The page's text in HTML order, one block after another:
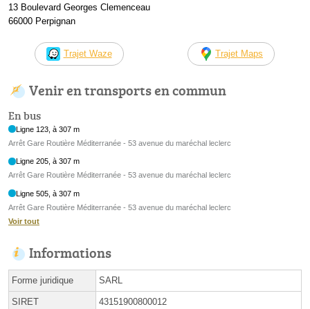
13 Boulevard Georges Clemenceau
66000 Perpignan
Trajet Waze Trajet Maps
Venir en transports en commun
En bus
Ligne 123, à 307 m
Arrêt Gare Routière Méditerranée - 53 avenue du maréchal leclerc
Ligne 205, à 307 m
Arrêt Gare Routière Méditerranée - 53 avenue du maréchal leclerc
Ligne 505, à 307 m
Arrêt Gare Routière Méditerranée - 53 avenue du maréchal leclerc
Voir tout
Informations
Forme juridique SARL
SIRET 43151900800012